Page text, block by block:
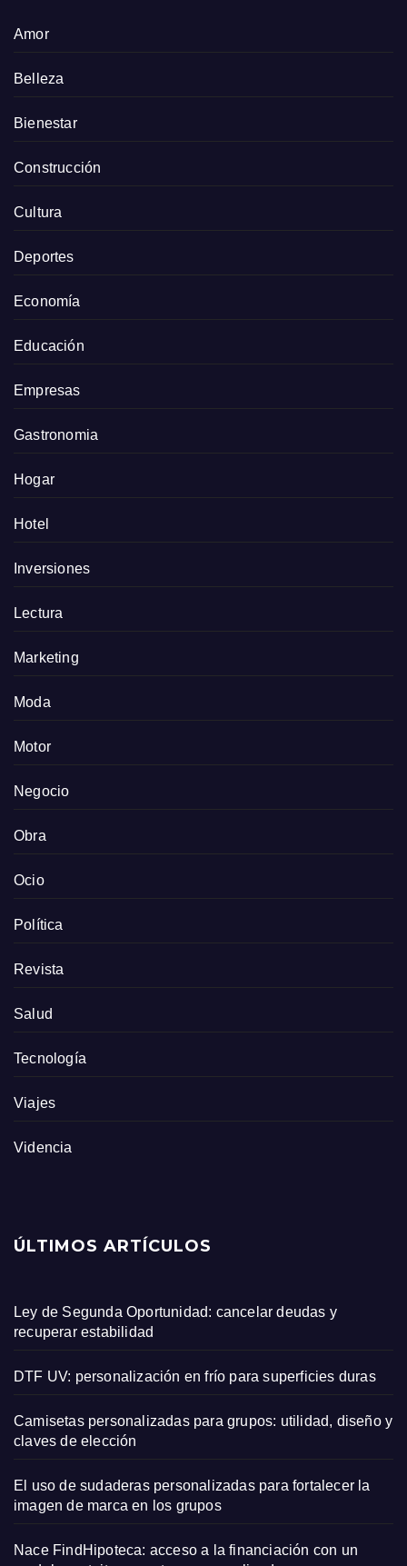
Amor
Belleza
Bienestar
Construcción
Cultura
Deportes
Economía
Educación
Empresas
Gastronomia
Hogar
Hotel
Inversiones
Lectura
Marketing
Moda
Motor
Negocio
Obra
Ocio
Política
Revista
Salud
Tecnología
Viajes
Videncia
ÚLTIMOS ARTÍCULOS
Ley de Segunda Oportunidad: cancelar deudas y
recuperar estabilidad
DTF UV: personalización en frío para superficies duras
Camisetas personalizadas para grupos: utilidad, diseño y
claves de elección
El uso de sudaderas personalizadas para fortalecer la
imagen de marca en los grupos
Nace FindHipoteca: acceso a la financiación con un